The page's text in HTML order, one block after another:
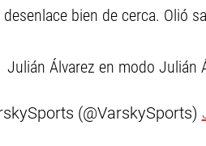
bien de cerca. Olió
Julián Álvarez en modo Julián
(@VarskySports)